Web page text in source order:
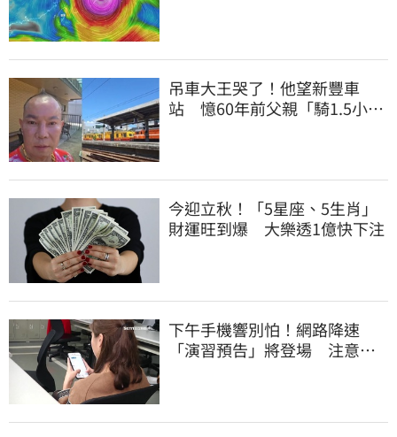
吊車大王哭了！他望新豐車
站 憶60年前父親「騎1.5小時
今迎立秋！「5星座、5生肖」
財運旺到爆 大樂透1億快下注
下午手機響別怕！網路降速
「演習預告」將登場 注意事